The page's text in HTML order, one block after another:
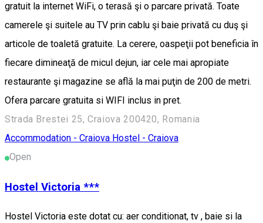
gratuit la internet WiFi, o terasă şi o parcare privată. Toate
camerele şi suitele au TV prin cablu şi baie privată cu duş şi
articole de toaletă gratuite. La cerere, oaspeţii pot beneficia în
fiecare dimineaţă de micul dejun, iar cele mai apropiate
restaurante şi magazine se află la mai puţin de 200 de metri.
Ofera parcare gratuita si WIFI inclus in pret.
Strada Brestei 25, Craiova 200420, Romania
Accommodation - Craiova Hostel - Craiova
Open
Hostel Victoria ***
Hostel Victoria este dotat cu: aer conditionat, tv , baie si la